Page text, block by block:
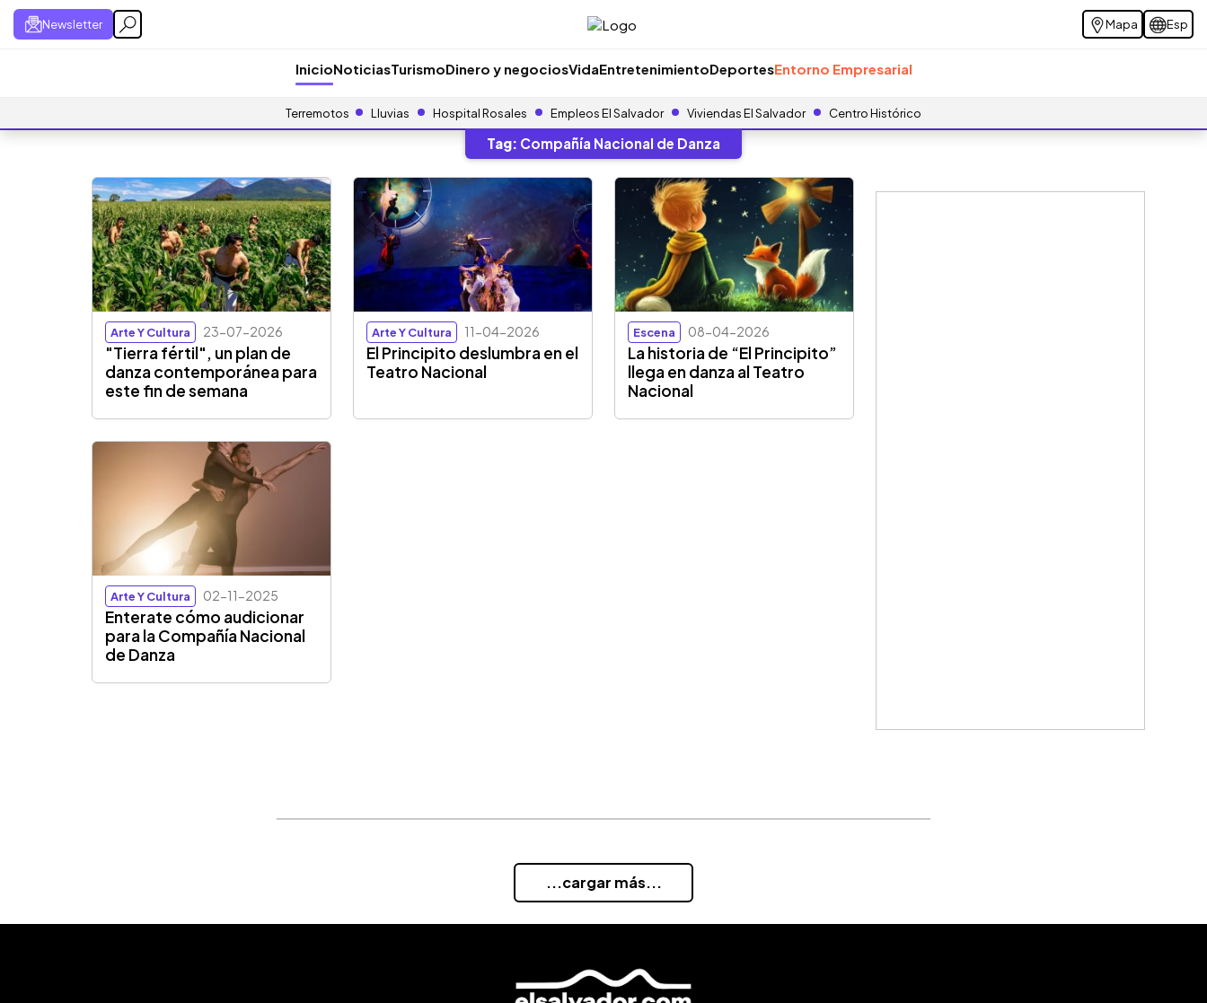
Newsletter Mapa Esp
InicioNoticiasTurismoDinero y negociosVidaEntretenimientoDeportesEntorno Empresarial
Terremotos Lluvias Hospital Rosales Empleos El Salvador Viviendas El Salvador Centro Histórico
Tag: Compañía Nacional de Danza
Arte Y Cultura 23-07-2026
"Tierra fértil", un plan de
danza contemporánea para
este fin de semana
Arte Y Cultura 11-04-2026
El Principito deslumbra en el
Teatro Nacional
Escena 08-04-2026
La historia de “El Principito”
llega en danza al Teatro
Nacional
Arte Y Cultura 02-11-2025
Enterate cómo audicionar
para la Compañía Nacional
de Danza
...cargar más...